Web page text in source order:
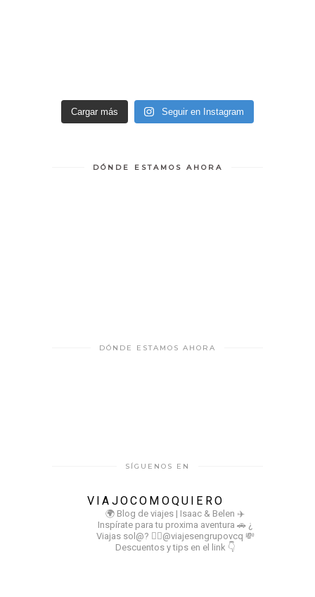
Cargar más Seguir en Instagram
DÓNDE ESTAMOS AHORA
DÓNDE ESTAMOS AHORA
SÍGUENOS EN
VIAJOCOMOQUIERO
🌍 Blog de viajes | Isaac & Belen ✈️
Inspírate para tu proxima aventura 🚗 ¿
Viajas sol@? 👉🏻@viajesengrupovcq 💸
Descuentos y tips en el link 👇